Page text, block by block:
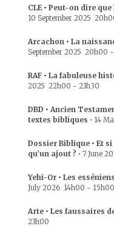
CLE • Peut-on dire
10 September 2025
Arcachon • La
September 2025 20h00 -
RAF • La fabuleuse
2025 22h00 - 23h30
DBD • Ancien
textes bibliques • 14
Dossier Biblique • Et
qu’un ajout ? • 7 June
Yehi-Or • Les
July 2026 14h00 - 15h00
Arte • Les faussaires
23h00